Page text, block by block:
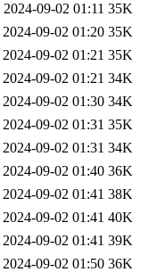
2024-09-02 01:11 35K
2024-09-02 01:20 35K
2024-09-02 01:21 35K
2024-09-02 01:21 34K
2024-09-02 01:30 34K
2024-09-02 01:31 35K
2024-09-02 01:31 34K
2024-09-02 01:40 36K
2024-09-02 01:41 38K
2024-09-02 01:41 40K
2024-09-02 01:41 39K
2024-09-02 01:50 36K